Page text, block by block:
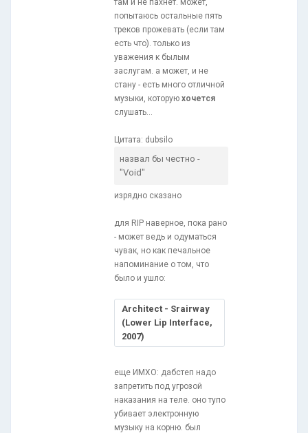
попытаюсь остальные пять
треков прожевать (если там
есть что). только из
уважения к былым
заслугам. а может, и не
стану - есть много отличной
музыки, которую хочется
слушать...
Цитата: dubsilo
назвал бы честно -
"Void"
изрядно сказано
для RIP наверное, пока рано
- может ведь и одуматься
чувак, но как печальное
напоминание о том, что
было и ушло:
Architect - Srairway
(Lower Lip Interface,
2007)
еще ИМХО: дабстеп надо
запретить под угрозой
наказания на теле. оно тупо
убивает электронную
музыку на корню. был